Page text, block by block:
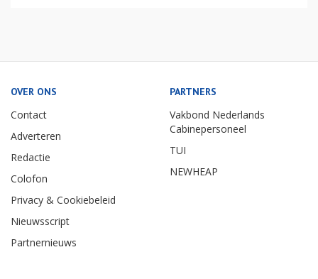
OVER ONS
Contact
Adverteren
Redactie
Colofon
Privacy & Cookiebeleid
Nieuwsscript
Partnernieuws
PARTNERS
Vakbond Nederlands
Cabinepersoneel
TUI
NEWHEAP